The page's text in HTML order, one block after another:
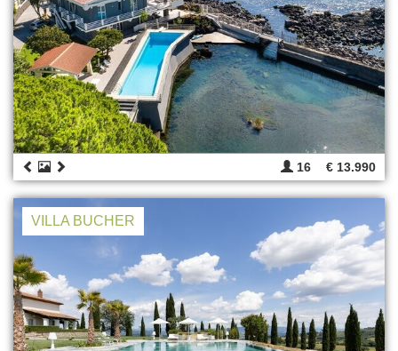
16 € 13.990
VILLA BUCHER